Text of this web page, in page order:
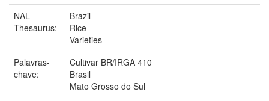
NAL
Thesaurus:
Brazil
Rice
Varieties
Palavras-
chave:
Cultivar BR/IRGA 410
Brasil
Mato Grosso do Sul